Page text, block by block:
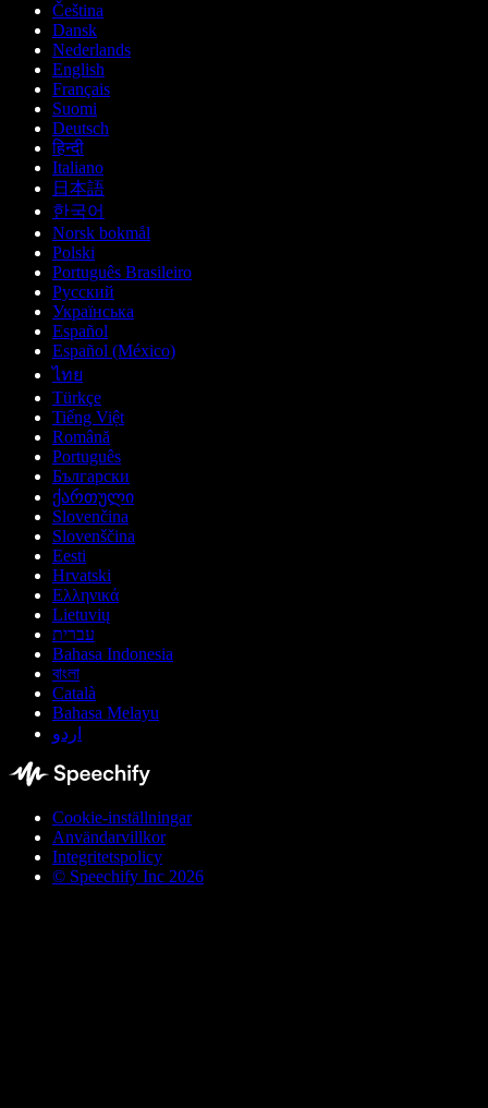
Čeština
Dansk
Nederlands
English
Français
Suomi
Deutsch
हिन्दी
Italiano
日本語
한국어
Norsk bokmål
Polski
Português Brasileiro
Русский
Українська
Español
Español (México)
ไทย
Türkçe
Tiếng Việt
Română
Português
Български
ქართული
Slovenčina
Slovenščina
Eesti
Hrvatski
Ελληνικά
Lietuvių
עברית
Bahasa Indonesia
বাংলা
Català
Bahasa Melayu
اردو
Cookie-inställningar
Användarvillkor
Integritetspolicy
© Speechify Inc 2026